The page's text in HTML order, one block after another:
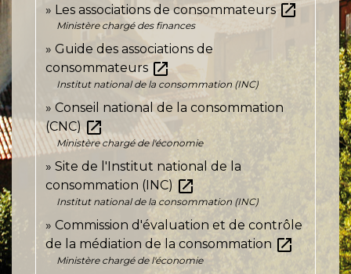
Les associations de consommateurs open_in_new
Ministère chargé des finances
Guide des associations de
consommateurs open_in_new
Institut national de la consommation (INC)
Conseil national de la consommation
(CNC) open_in_new
Ministère chargé de l'économie
Site de l'Institut national de la
consommation (INC) open_in_new
Institut national de la consommation (INC)
Commission d'évaluation et de contrôle
de la médiation de la consommation open_in_new
Ministère chargé de l'économie